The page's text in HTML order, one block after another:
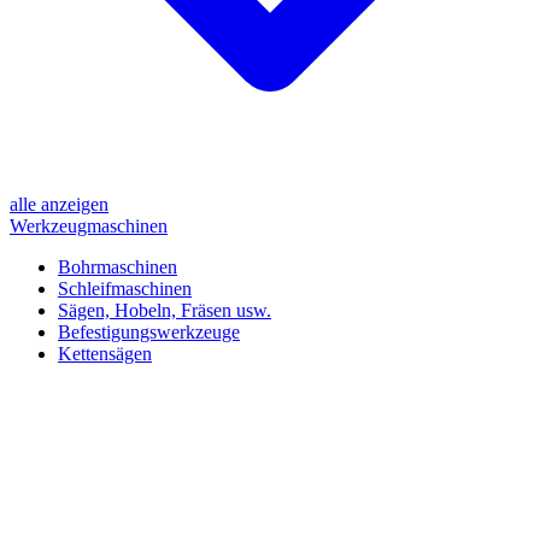
alle anzeigen
Werkzeugmaschinen
Bohrmaschinen
Schleifmaschinen
Sägen, Hobeln, Fräsen usw.
Befestigungswerkzeuge
Kettensägen